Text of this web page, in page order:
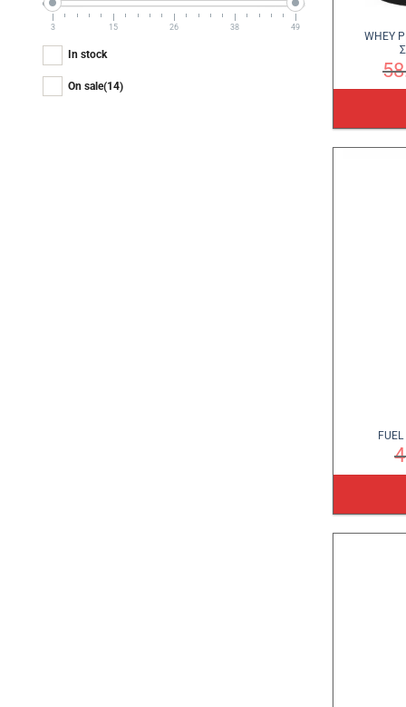
3 15 26 38 49
In stock
On sale(14)
WHEY